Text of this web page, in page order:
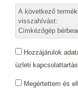
Hozzájárulok
üzleti
Megértettem és